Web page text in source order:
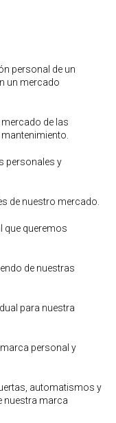
personal de un
un mercado
de las
personales y
de nuestro mercado.
que queremos
de nuestras
para nuestra
personal y
automatismos y
nuestra marca